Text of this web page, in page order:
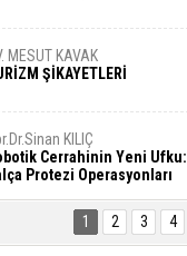
MESUT KAVAK
ŞİKAYETLERİ
KILIÇ
Cerrahinin Yeni Ufku:
Protezi Operasyonları
BAŞAN
Şaşırmayacağız
1 2 3 4